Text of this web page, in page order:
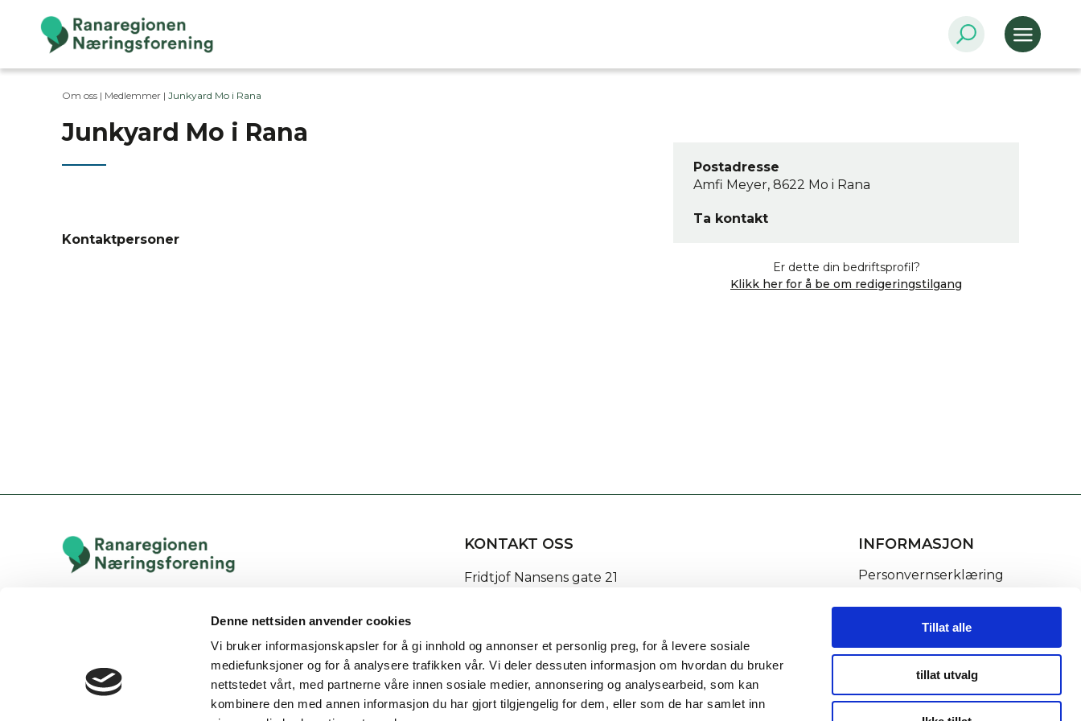
Denne nettsiden anvender cookies
Vi bruker informasjonskapsler for å gi innhold og annonser et personlig preg, for å levere sosiale
mediefunksjoner og for å analysere trafikken vår. Vi deler dessuten informasjon om hvordan du bruker
nettstedet vårt, med partnerne våre innen sosiale medier, annonsering og analysearbeid, som kan
kombinere den med annen informasjon du har gjort tilgjengelig for dem, eller som de har samlet inn
Tillat alle
tillat utvalg
Om oss | Medlemmer | Junkyard Mo i Rana
Junkyard Mo i Rana
Kontaktpersoner
Postadresse
Amfi Meyer, 8622 Mo i Rana
Ta kontakt
Er dette din bedriftsprofil?
Klikk her for å be om redigeringstilgang
KONTAKT OSS
Fridtjof Nansens gate 21
INFORMASJON
Personvernserklæring